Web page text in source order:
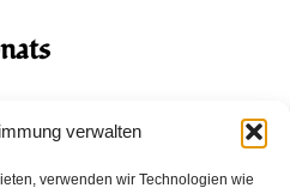
verwalten
verwenden wir Technologien wie